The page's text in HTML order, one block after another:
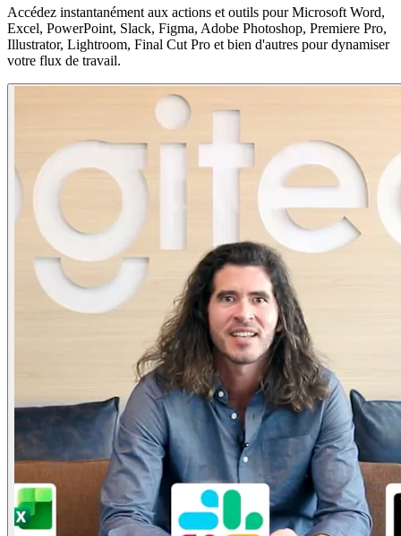
Accédez instantanément aux actions et outils pour Microsoft Word,
Excel, PowerPoint, Slack, Figma, Adobe Photoshop, Premiere Pro,
Illustrator, Lightroom, Final Cut Pro et bien d'autres pour dynamiser
votre flux de travail.